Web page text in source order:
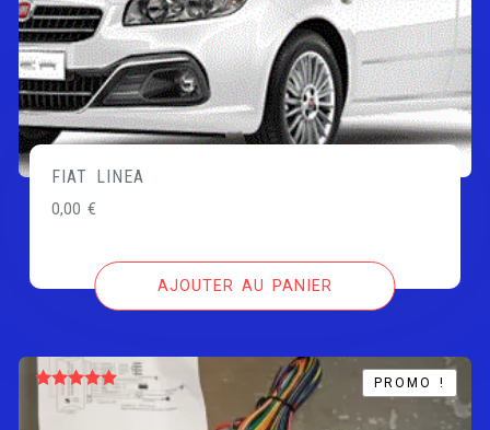
FIAT LINEA
0,00€
AJOUTER AU PANIER
Note 5.00
PROMO !
PROMO !